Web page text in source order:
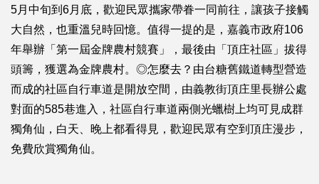
5月中旬到6月底，歡迎民眾攜家帶眷一同前往，讓孩子接觸
大自然，也重溫兒時回憶。值得一提的是，嘉義市政府106
年舉辦「第一屆金牌農村競賽」，最後由「頂庄社區」拔得
頭籌，獲選為金牌農村。◎怎麼去？由台糖舊鐵道轉型營造
而成的社區自行車道是開放空間，由義教街頂庄里長辦公處
對面的585巷進入，社區自行車道兩側光蠟樹上均可見成群
獨角仙，白天、晚上都看得見，歡迎民眾有空到頂庄漫步，
免費欣賞獨角仙。